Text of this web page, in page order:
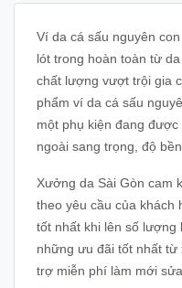
Ví da cá sấu nguyên
lót trong hoàn toàn từ
chất lượng vượt trội gia
phẩm ví da cá sấu
một phụ kiện đang
ngoài sang trọng, độ
Xưởng da Sài Gòn cam
theo yêu cầu của khách
tốt nhất khi lên số
những ưu đãi tốt nhất
trợ miễn phí làm mới